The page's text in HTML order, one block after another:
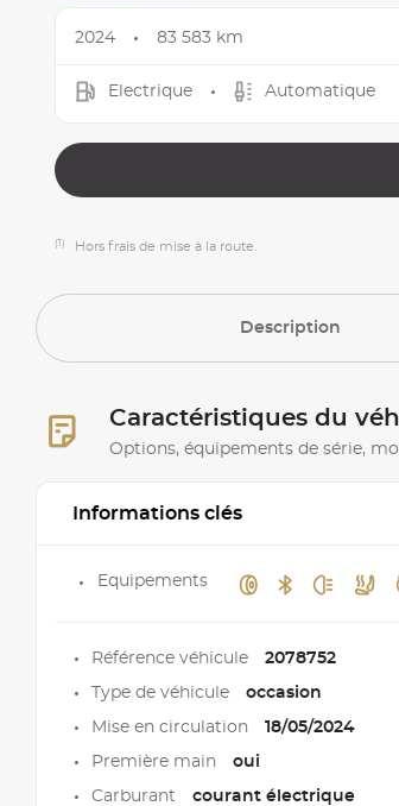
2024 83 583 km
Electrique Automatique
(1) Hors frais de mise à la route.
Description
Caractéristiques du
Options, équipements de série,
Informations clés
Equipements
Référence véhicule 2078752
Type de véhicule occasion
Mise en circulation 18/05/2024
Première main oui
Carburant courant électrique